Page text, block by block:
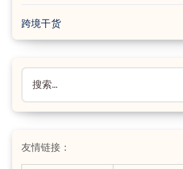
跨境干货
索：
友情链接：